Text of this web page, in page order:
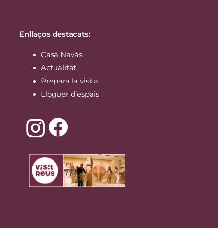
Enllaços destacats:
Casa Navàs
Actualitat
Prepara la visita
Lloguer d’espais